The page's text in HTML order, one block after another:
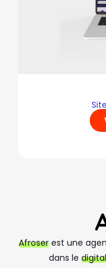
Afroser est une
dans le digital